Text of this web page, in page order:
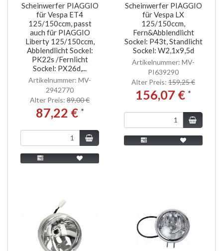
Scheinwerfer PIAGGIO
für Vespa ET4
125/150ccm, passt
auch für PIAGGIO
Liberty 125/150ccm,
Abblendlicht Sockel:
PK22s /Fernlicht
Sockel: PX26d,...
Artikelnummer: MV-
2942770
Alter Preis: 89,00 €
87,22 € *
Scheinwerfer PIAGGIO
für Vespa LX
125/150ccm,
Fern&Abblendlicht
Sockel: P43t, Standlicht
Sockel: W2,1x9,5d
Artikelnummer: MV-
PI639290
Alter Preis: 159,25 €
156,07 € *